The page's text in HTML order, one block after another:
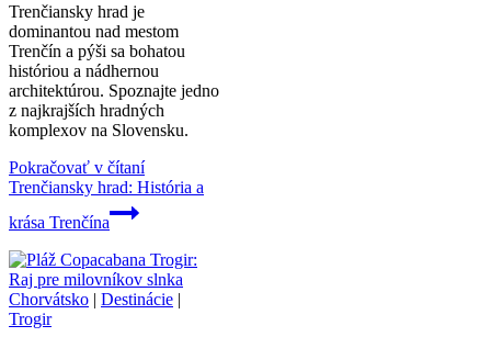
Trenčiansky hrad je
dominantou nad mestom
Trenčín a pýši sa bohatou
históriou a nádhernou
architektúrou. Spoznajte jedno
z najkrajších hradných
komplexov na Slovensku.
Pokračovať v čítaní
Trenčiansky hrad: História a
krása Trenčína
Chorvátsko | Destinácie |
Trogir